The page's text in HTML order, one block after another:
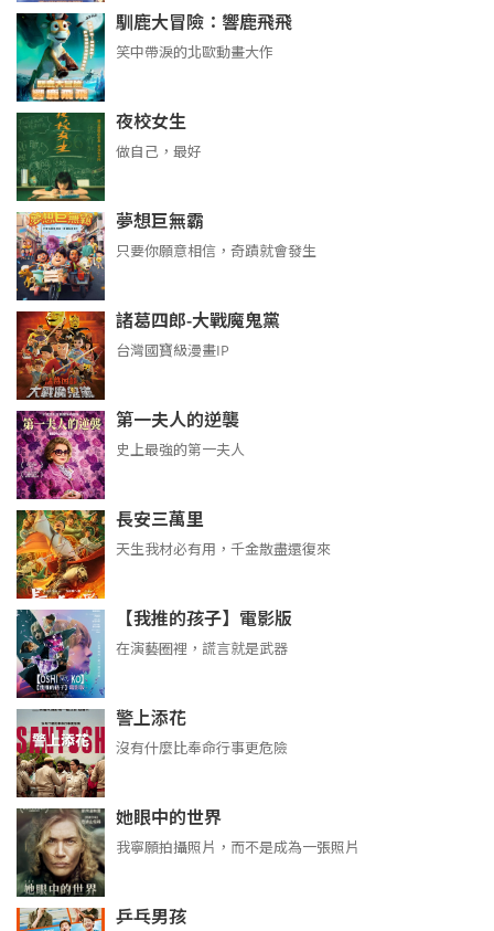
馴鹿大冒險：響鹿飛飛
笑中帶淚的北歐動畫大作
夜校女生
做自己，最好
夢想巨無霸
只要你願意相信，奇蹟就會發生
諸葛四郎-大戰魔鬼黨
台灣國寶級漫畫IP
第一夫人的逆襲
史上最強的第一夫人
長安三萬里
天生我材必有用，千金散盡還復來
【我推的孩子】電影版
在演藝圈裡，謊言就是武器
警上添花
沒有什麼比奉命行事更危險
她眼中的世界
我寧願拍攝照片，而不是成為一張照片
乒乓男孩